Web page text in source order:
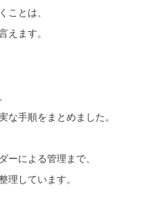
ことは、
えます。
な手順をまとめました。
ーによる管理まで、
理しています。